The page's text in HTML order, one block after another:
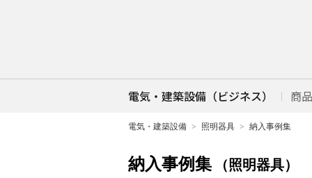
電気・建築設備（ビジネス） 商
電気・建築設備 照明器具 納入事例集
納入事例集 （照明器具）